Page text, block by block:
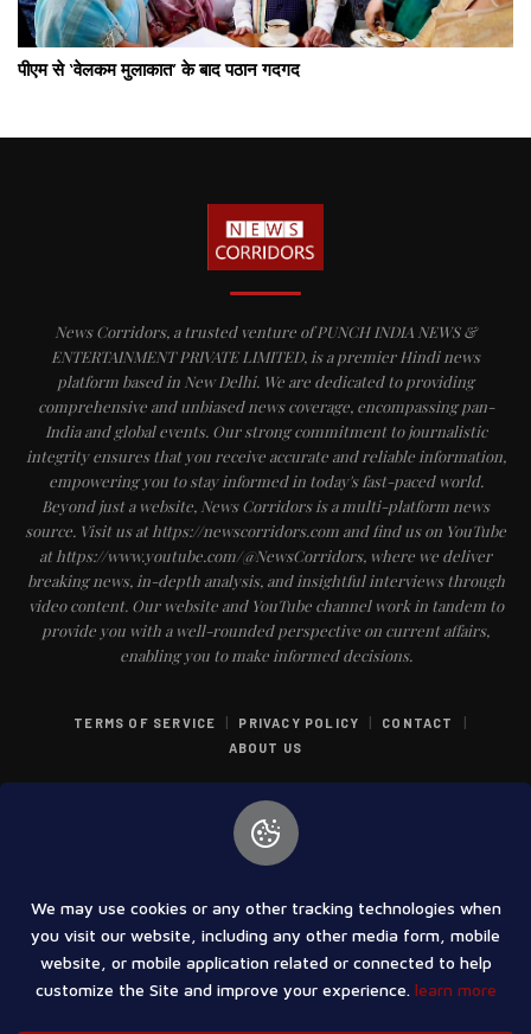
पीएम से ‘वेलकम मुलाकात’ के बाद पठान गदगद
News Corridors, a trusted venture of PUNCH INDIA NEWS &
ENTERTAINMENT PRIVATE LIMITED, is a premier Hindi news
platform based in New Delhi. We are dedicated to providing
comprehensive and unbiased news coverage, encompassing pan-
India and global events. Our strong commitment to journalistic
integrity ensures that you receive accurate and reliable information,
empowering you to stay informed in today's fast-paced world.
Beyond just a website, News Corridors is a multi-platform news
source. Visit us at https://newscorridors.com and find us on YouTube
at https://www.youtube.com/@NewsCorridors, where we deliver
breaking news, in-depth analysis, and insightful interviews through
video content. Our website and YouTube channel work in tandem to
provide you with a well-rounded perspective on current affairs,
enabling you to make informed decisions.
TERMS OF SERVICE | PRIVACY POLICY | CONTACT |
ABOUT US
LIMITED | ALL RIGHT RESERVED
We may use cookies or any other tracking technologies when
you visit our website, including any other media form, mobile
website, or mobile application related or connected to help
customize the Site and improve your experience. learn more